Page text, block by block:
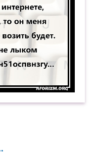
я буду долго